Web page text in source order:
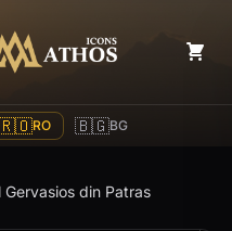
Mount Athos Icons
RO 🇧🇬BG
Gervasios din Patras